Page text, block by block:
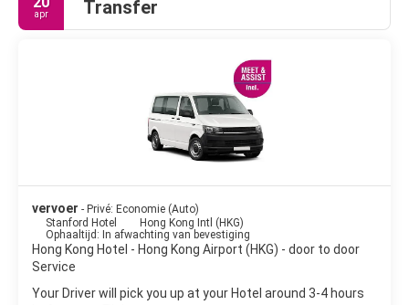
apr Transfer
vervoer - Privé: Economie (Auto)
Stanford Hotel
Hong Kong Intl (HKG)
Ophaaltijd: In afwachting van bevestiging
Hong Kong Hotel - Hong Kong Airport (HKG) - door to door
Service
Your Driver will pick you up at your Hotel around 3-4 hours